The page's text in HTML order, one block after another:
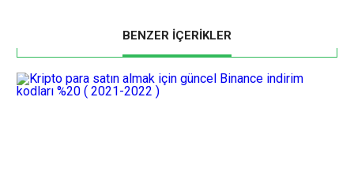
BENZER İÇERİKLER